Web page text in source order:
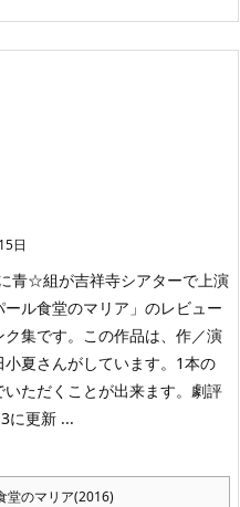
日
青☆組が吉祥寺シアターで上演
ール食堂のマリア」のレビュー
ク集です。この作品は、作／演
小夏さんがしています。1本の
いただくことが出来ます。劇評
に更新 ...
堂のマリア(2016)